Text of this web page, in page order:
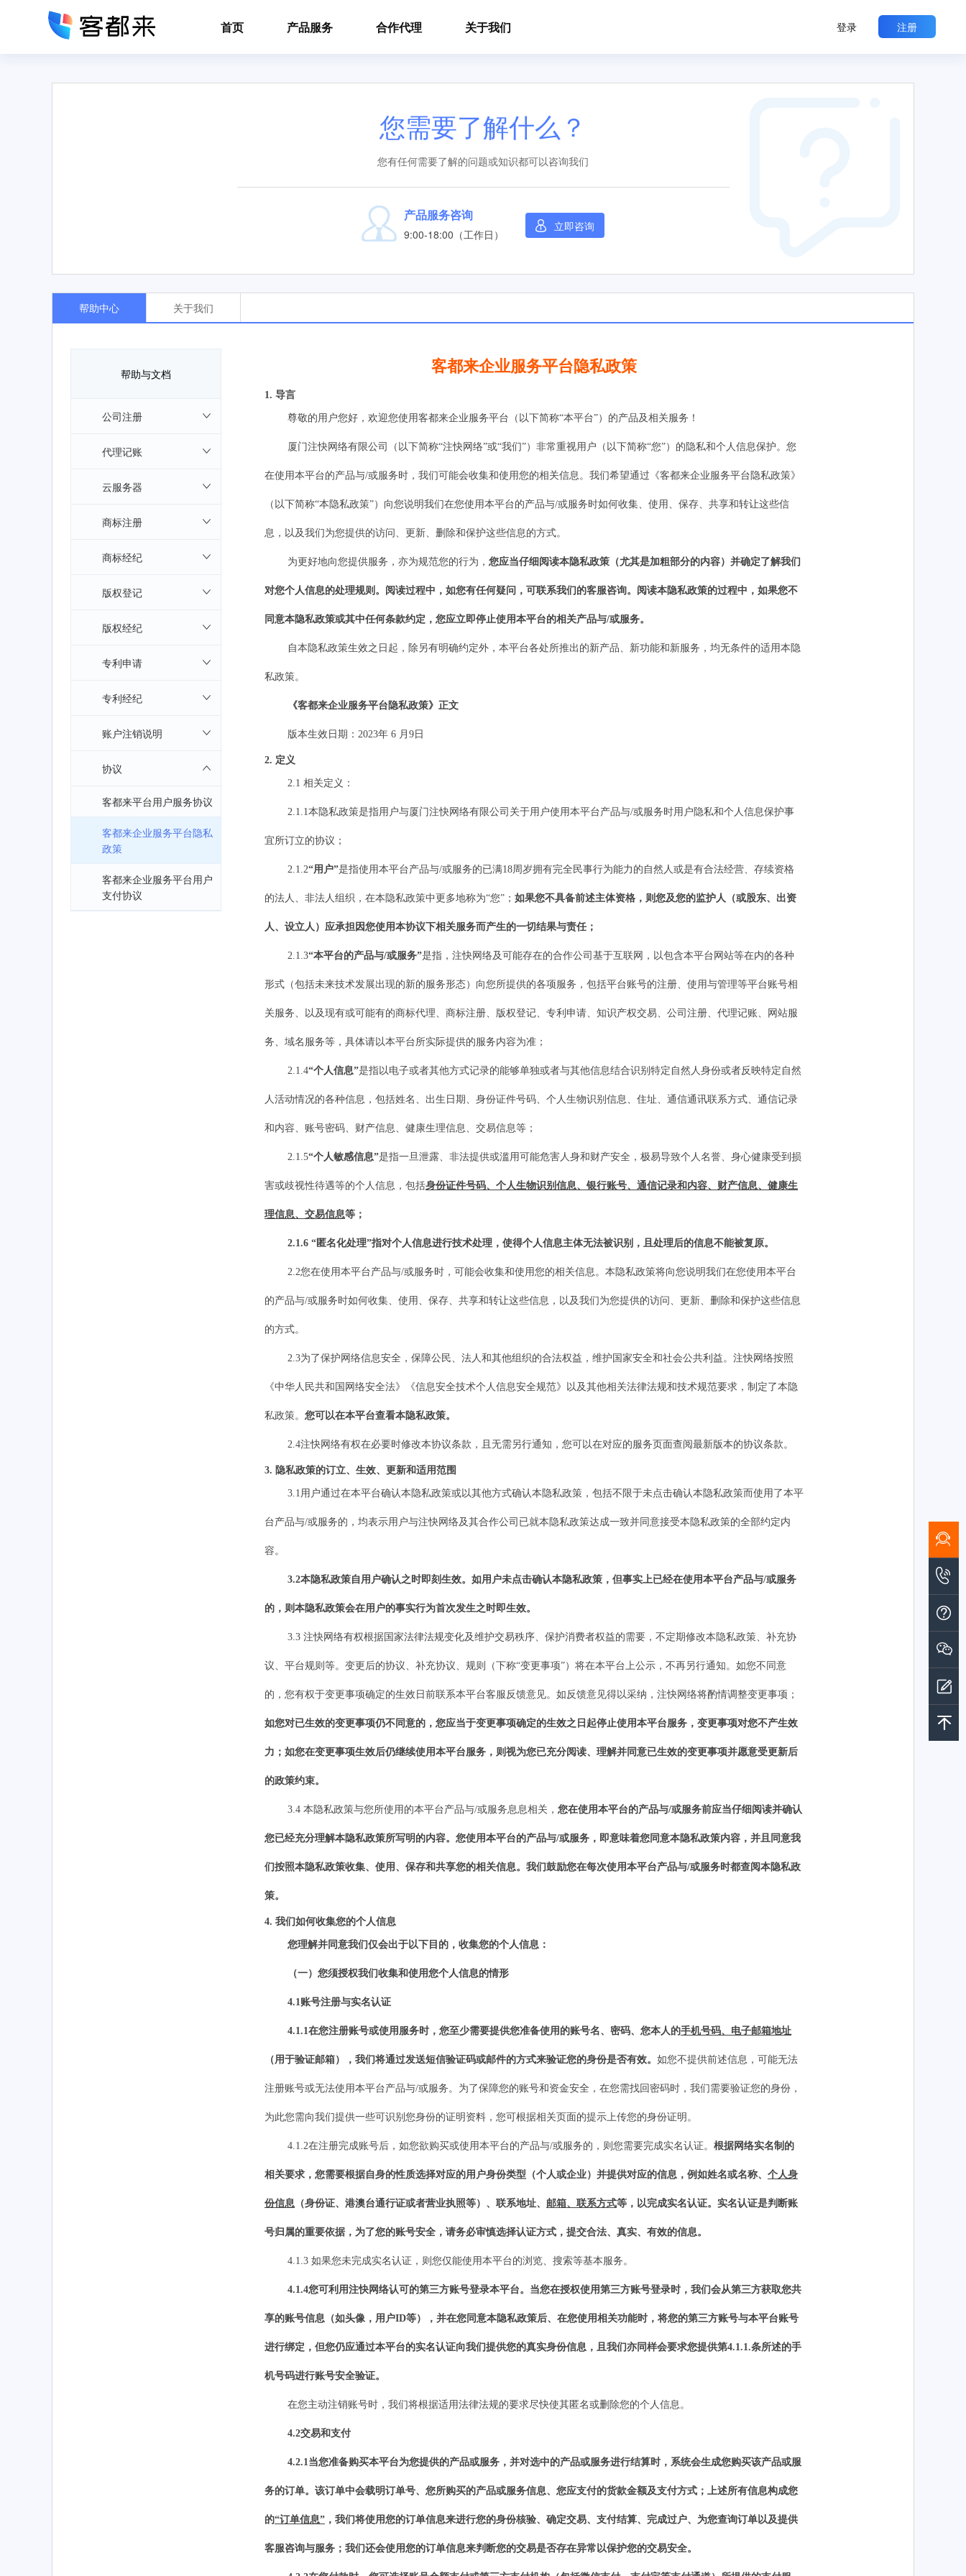
首页 产品服务 合作代理 关于我们 登录 注册
您需要了解什么？
您有任何需要了解的问题或知识都可以咨询我们
产品服务咨询
9:00-18:00（工作日）
立即咨询
帮助中心 关于我们
帮助与文档
公司注册
代理记账
云服务器
商标注册
商标经纪
版权登记
版权经纪
专利申请
专利经纪
账户注销说明
协议
客都来平台用户服务协议
客都来企业服务平台隐私
政策
客都来企业服务平台用户
支付协议
客都来企业服务平台隐私政策
1. 导言
尊敬的用户您好，欢迎您使用客都来企业服务平台（以下简称“本平台”）的产品及相关服务！
厦门注快网络有限公司（以下简称“注快网络”或“我们”）非常重视用户（以下简称“您”）的隐私和个人信息保护。您
在使用本平台的产品与/或服务时，我们可能会收集和使用您的相关信息。我们希望通过《客都来企业服务平台 隐私政策》
（以下简称“本隐私政策”）向您说明我们在您使用本平台的产品与/或服务时如何收集、使用、保存、共享和转让这些信
息，以及我们为您提供的访问、更新、删除和保护这些信息的方式。
为更好地向您提供服务，亦为规范您的行为， 您应当仔细阅读本隐私政策（尤其是加粗部分的内容）并确定了解我们
对您个人信息的处理规则。阅读过程中，如您有任何疑问，可联系我们的客服咨询。阅读本隐私政策的过程中，如果您不
同意本隐私政策或其中任何条款约定，您应立即停止使用本平台的相关产品与/或服务。
自本隐私政策生效之日起，除另有明确约定外， 本平台各处所推出的新产品、新功能和新服务，均无条件的适用本隐
私政策。
《客都来企业服务平台 隐私政策》正文
版本生效日期： 2023年 6 月 9 日
2. 定义
2.1 相关定义：
2.1.1本 隐私政策是指用户与厦门注快网络有限公司关于用户使用本平台产品与/或服务时用户隐私和个人信息保护事
宜所订立的协议；
2.1.2“用户”是指使用本平台产品与/或服务的已满18周岁拥有完全民事行为能力的自然人或是有合法经营、存续资格
的法人 、 非法人组织 ，在本隐私政策中更多地称为“您”； 如果您不具备前述主体资格，则您及您的监护人（或股东、出资
人、设立人）应承担因您使用本协议下相关服务而产生的一切结果与责任 ；
2.1.3“本平台的产品与/或服务”是指， 注快网络及可能存在的合作公司 基于互联网，以包含本平台网站等在内的各种
形式（包括未来技术发展出现的新的服务形态）向您所提供的各项服务，包括平台账号的注册、使用与管理等平台账号相
关服务、以及现有或可能有的商标代理、商标注册、版权登记、专利申请、知识产权交易、公司注册、代理记账、网站服
务、域名服务等 ， 具体请以本平台所实际提供的服务内容为准 ；
2.1.4“个人信息”是指以电子或者其他方式记录的能够单独或者与其他信息结合识别特定自然人身份或者反映特定自然
人活动情况的各种信息，包括姓名、出生日期、身份证件号码、个人生物识别信息、住址、通信通讯联系方式、通信记录
和内容、账号密码、财产信息、健康生理信息、交易信息等；
2.1.5“个人敏感信息”是指一旦泄露、非法提供或滥用可能危害人身和财产安全，极易导致个人名誉、身心健康受到损
害或歧视性待遇等的个人信息，包括身份证件号码、个人生物识别信息、银行账号、通信记录和内容、财产信息、健康生
理信息、交易信息等；
2.1.6 “匿名化处理”指对个人信息进行技术处理，使得个人信息主体无法被识别，且处理后的信息不能被复原。
2.2您在使用本平台产品与/或服务时，可能会收集和使用您的相关信息。本隐私政策将向您说明我们在您使用本平台
的产品与/或服务时如何收集、使用、保存、共享和转让这些信息，以及我们 为您提供的访问、更新、删除和保护这些信息
的方式。
2.3为了保护网络信息安全，保障公民、法人和其他组织的合法权益，维护国家安全和社会公共利益。 注快网络按照
《中华人民共和国网络安全法》《信息安全技术个人信息安全规范》以及其他相关法律法规和技术规范要求，制定了本隐
私政策。 您可以在本平台查看本隐私政策。
2.4注快网络有权在必要时修改本协议条款，且无需另行通知，您可以在对应的服务页面查阅最新版本的协议条款。
3. 隐私政策的订立、生效、更新和适用范围
3.1用户通过在本平台确认本隐私政策或以其他方式确认本隐私政策，包括不限于未点击确认本隐私政策而使用了本平
台产品与/或服务的，均表示用户与注快网络及其合作公司已就本隐私政策达成一致并同意接受本隐私政策的全部约定内
容。
3.2本隐私政策自用户确认之时即刻生效。如用户未点击确认本隐私政策，但事实上已经在使用本平台产品与/或服务
的 ，则本隐私政策会在用户的事实行为首次发生之时即生效。
3.3 注快网络有权根据国家法律法规变化及维护交易秩序、保护消费者权益的需要，不定期修改本隐私政策、补充协
议、平台规则等。变更后的协议、补充协议、规则（下称“变更事项”）将在本平台上公示，不再另行通知。如您不同意
的，您有权于变更事项确定的生效日前联系本平台客服反馈意见。如反馈意见得以采纳， 注快网络将酌情调整变更事项；
如您对已生效的变更事项仍不同意的，您应当于变更事项确定的生效之日起停止使用本平台服务，变更事项对您不产生效
力；如您在变更事项生效后仍继续使用本平台服务，则视为您已充分阅读、理解并同意已生效的变更事项并愿意受更新后
的政策约束。
3.4 本隐私政策与您所使用的本平台产品与/或服务息息相关， 您在使用本平台的产品与/或服务前应当仔细阅读并确认
您已经充分理解本隐私政策所写明的内容。您使用本平台的产品与/或服务，即意味着您同意本隐私政策内容，并且同意我
们按照本隐私政策收集、使用、保存和共享您的相关信息。 我们鼓励您在每次使用本平台产品与/或服务时都查阅本隐私政
策。
4. 我们如何收集您的个人信息
您理解并同意我们仅会出于以下目的，收集您的个人信息：
（一）您须授权我们收集和使用您个人信息的情形
4.1账号注册与实名认证
4.1.1在您注册账号或使用服务时，您至少需要提供您准备使用的账号名、密码、您本人的手机号码、电子邮箱地址
（用于验证邮箱）， 我们将通过发送短信验证码或邮件的方式来验证您的身份是否有效。 如您不提供前述信息，可能无法
注册账号或无法使用本平台产品与/或服务。为了保障您的账号和资金安全，在您需找回密码时， 我们 需要验证您的身份，
为此您需向我们提供一些可识别您身份的证明资料，您可根据相关页面的提示上传您的身份证明。
4.1.2在注册完成账号后，如您欲购买或使用本平台的产品与/或服务的，则您需要完成实名认证。 根据网络实名制的
相关要求，您需要根据自身的性质选择对应的用户身份类型（个人或企业）并提供对应的信息，例如姓名或名称、 个人身
份信息 （身份证、港澳台通行证或者营业执照等）、联系地址、 邮箱、联系方式等，以完成实名认证。实名认证是判断账
号归属的重要依据，为了您的账号安全，请务必审慎选择认证方式，提交合法、真实、有效的信息。
4.1.3 如果您未完成实名认证，则您仅能使用本平台的浏览、搜索等基本服务。
4.1.4您可利用注快网络认可的第三方账号登录本平台。当您在授权使用第三方账号登录时，我们会从第三方获取您共
享的账号信息（如头像，用户ID等），并在您同意本隐私政策后、在您使用相关功能时，将您的第三方账号与本平台账号
进行绑定，但您仍应通过本平台的实名认证向我们提供您的真实身份信息，且我们亦同样会要求您提供第4.1.1.条所述的手
机号码进行账号安全验证。
在您主动注销账号时，我们将根据适用法律法规的要求尽快使其匿名或删除您的个人信息。
4.2交易和支付
4.2.1当您准备购买本平台为您提供的产品或服务，并对选中的产品或服务进行结算时，系统会生成您购买该产品或服
务的订单。该订单中会载明订单号、您所购买的产品或服务信息、您应支付的货款金额及支付方式；上述所有信息构成您
的“订单信息” ， 我们将使用您的订单信息来进行您的身份核验、确定交易、支付结算、完成过户、为您查询订单以及提供
客服咨询与服务； 我们还会使用您的订单信息来判断您的交易是否存在异常以保护您的交易安全。